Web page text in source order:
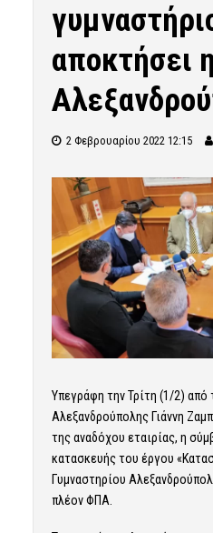
αποκτήσει η
2 Φεβρουαρίου 2022 12:15
Υπεγράφη την Τρίτη (1/2) από
Αλεξανδρούπολης Γιάννη
της αναδόχου εταιρίας, η
κατασκευής του έργου
Γυμναστηρίου
πλέον ΦΠΑ.